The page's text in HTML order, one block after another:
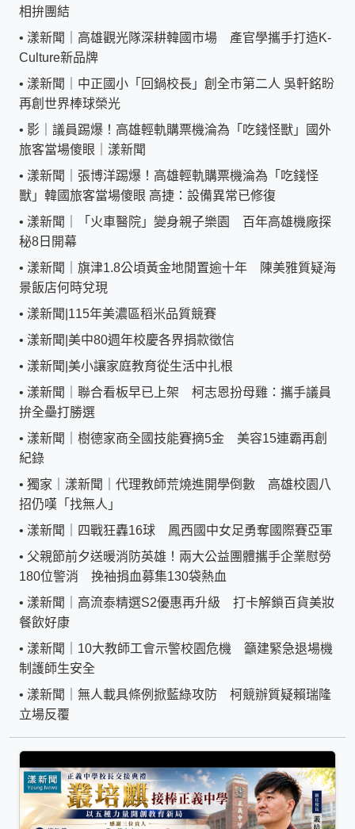
相拚團結
• 漾新聞｜高雄觀光隊深耕韓國市場 產官學攜手打造K-
Culture新品牌
• 漾新聞｜中正國小「回鍋校長」創全市第二人 吳軒銘盼
再創世界棒球榮光
• 影｜議員踢爆！高雄輕軌購票機淪為「吃錢怪獸」國外
旅客當場傻眼｜漾新聞
• 漾新聞｜張博洋踢爆！高雄輕軌購票機淪為「吃錢怪
獸」韓國旅客當場傻眼 高捷：設備異常已修復
• 漾新聞｜「火車醫院」變身親子樂園 百年高雄機廠探
秘8日開幕
• 漾新聞｜旗津1.8公頃黃金地閒置逾十年 陳美雅質疑海
景飯店何時兌現
• 漾新聞|115年美濃區稻米品質競賽
• 漾新聞|美中80週年校慶各界捐款徵信
• 漾新聞|美小讓家庭教育從生活中扎根
• 漾新聞｜聯合看板早已上架 柯志恩扮母雞：攜手議員
拚全壘打勝選
• 漾新聞｜樹德家商全國技能賽摘5金 美容15連霸再創
紀錄
• 獨家｜漾新聞｜代理教師荒燒進開學倒數 高雄校園八
招仍嘆「找無人」
• 漾新聞｜四戰狂轟16球 鳳西國中女足勇奪國際賽亞軍
• 父親節前夕送暖消防英雄！兩大公益團體攜手企業慰勞
180位警消 挽袖捐血募集130袋熱血
• 漾新聞｜高流泰精選S2優惠再升級 打卡解鎖百貨美妝
餐飲好康
• 漾新聞｜10大教師工會示警校園危機 籲建緊急退場機
制護師生安全
• 漾新聞｜無人載具條例掀藍綠攻防 柯競辦質疑賴瑞隆
立場反覆